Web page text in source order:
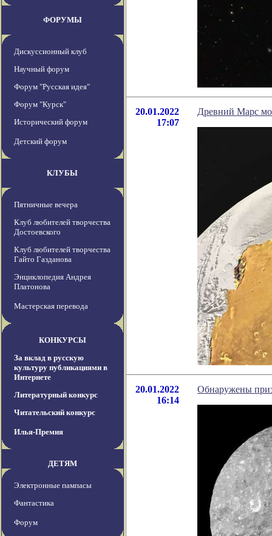
ФОРУМЫ
Дискуссионный клуб
Научный форум
Форум "Русская идея"
Форум "Курск"
Исторический форум
Детский форум
КЛУБЫ
Пятничные вечера
Клуб любителей творчества
Достоевского
Клуб любителей творчества
Гайто Газданова
Энциклопедия Андрея
Платонова
Мастерская перевода
КОНКУРСЫ
За вклад в русскую
культуру публикациями в
Интернете
Литературный конкурс
Читательский конкурс
Илья-Премия
ДЕТЯМ
Электронные пампасы
Фантастика
Форум
20.01.2022
17:07
Древний Марс
20.01.2022
16:14
Обнаружены